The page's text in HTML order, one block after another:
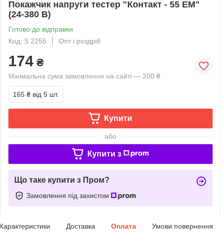
Покажчик напруги тестер "Контакт - 55 ЕМ"
(24-380 В)
Готово до відправки
Код: S 2255
Опт і роздріб
174 ₴
Мінімальна сума замовлення на сайті — 200 ₴
165 ₴ від 5 шт.
Купити
або
Купити з
Що таке купити з Пром?
Замовлення під захистом
Доставка Оплата Умови повернення